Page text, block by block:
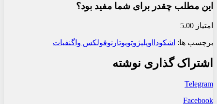
این مطلب چقدر برای شما مفید بود؟
امتیاز 5.00
برچسب ها: اشکودا اوپلپژوتویوتارنوفولکس واگنفیات
اشتراک گذاری نوشته
Telegram
Facebook